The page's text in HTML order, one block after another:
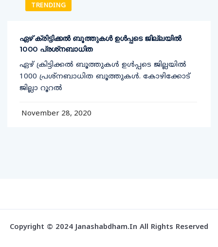
TRENDING
ഏഴ് ക്രിട്ടിക്കല്‍ ബൂത്തുകള്‍ ഉള്‍പ്പടെ ജില്ലയില്‍
1000 പ്രശ്‌നബാധിത
ഏഴ് ക്രിട്ടിക്കല്‍ ബൂത്തുകള്‍ ഉള്‍പ്പടെ ജില്ലയില്‍
1000 പ്രശ്‌നബാധിത ബൂത്തുകള്‍. കോഴിക്കോട്
ജില്ലാ റൂറല്‍
November 28, 2020
Copyright © 2024 Janashabdham.in All Rights Reserved